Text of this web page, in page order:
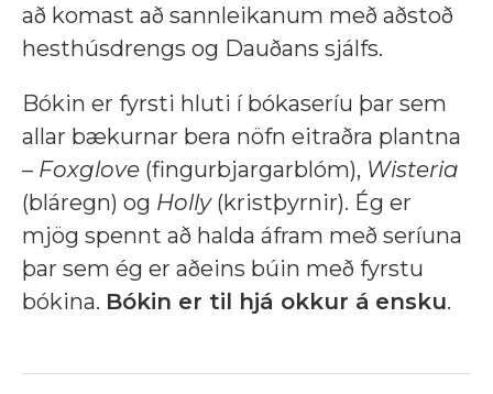
að komast að sannleikanum með aðstoð
hesthúsdrengs og Dauðans sjálfs.
Bókin er fyrsti hluti í bókaseríu þar sem
allar bækurnar bera nöfn eitraðra plantna
– Foxglove (fingurbjargarblóm), Wisteria
(bláregn) og Holly(kristþyrnir). Ég er
mjög spennt að halda áfram með seríuna
þar sem ég er aðeins búin með fyrstu
bókina. Bókin er til hjá okkur á ensku.